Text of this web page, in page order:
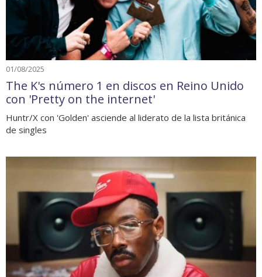
01/08/2025
The K's número 1 en discos en Reino Unido
con 'Pretty on the internet'
Huntr/X con 'Golden' asciende al liderato de la lista británica
de singles